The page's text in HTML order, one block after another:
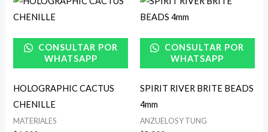
CONSULTAR POR
WHATSAPP
HOLOGRAPHIC CACTUS
CHENILLE
MATERIALES
CONSULTAR POR
WHATSAPP
SPIRIT RIVER BRITE BEADS
4mm
ANZUELOS Y TUNG